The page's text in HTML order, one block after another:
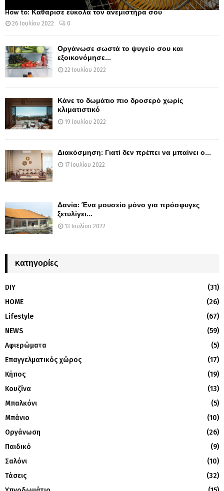
How to: Καθάρισε εύκολα τον ανεμιστήρα σου
26 Ιουλίου 2022 0
Οργάνωσε σωστά το ψυγείο σου και
εξοικονόμησε...
22 Ιουλίου 2022
Κάνε το δωμάτιο πιο δροσερό χωρίς
κλιματιστικό
19 Ιουλίου 2022
Διακόσμηση: Γιατί δεν πρέπει να μπαίνει ο...
17 Ιουλίου 2022
Δανία: Ένα μουσείο μόνο για πρόσφυγες
ξετυλίγει...
13 Ιουλίου 2022
Kατηγορίες
DIY
(31)
HOME
(26)
Lifestyle
(67)
NEWS
(59)
Αφιερώματα
(5)
Επαγγελματικός χώρος
(17)
Κήπος
(19)
Κουζίνα
(13)
Μπαλκόνι
(5)
Μπάνιο
(10)
Οργάνωση
(26)
Παιδικό
(9)
Σαλόνι
(10)
Τάσεις
(32)